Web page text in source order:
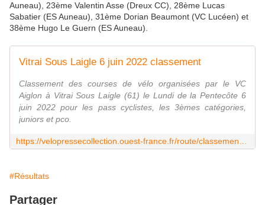
Auneau), 23ème Valentin Asse (Dreux CC), 28ème Lucas
Sabatier (ES Auneau), 31ème Dorian Beaumont (VC Lucéen) et
38ème Hugo Le Guern (ES Auneau).
Vitrai Sous Laigle 6 juin 2022 classement
Classement des courses de vélo organisées par le VC
Aiglon à Vitrai Sous Laigle (61) le Lundi de la Pentecôte 6
juin 2022 pour les pass cyclistes, les 3èmes catégories,
juniors et pco.
#Résultats
Partager